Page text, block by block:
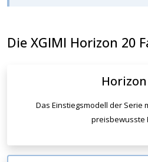
Die XGIMI Horizon 20
Das Einstiegsmodell der Serie
preisbewusste